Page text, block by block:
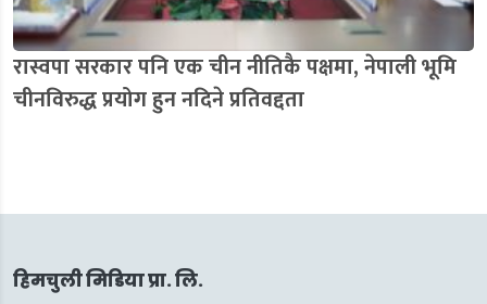
रास्वपा सरकार पनि एक चीन नीतिकै पक्षमा, नेपाली भूमि
चीनविरुद्ध प्रयोग हुन नदिने प्रतिवद्दता
हिमचुली मिडिया प्रा. लि.